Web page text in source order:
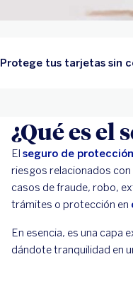
Protege tus tarjetas sin
¿Qué es el
El seguro de
riesgos relacionados
casos de fraude, robo,
trámites o protección en
En esencia, es una capa
dándote tranquilidad en